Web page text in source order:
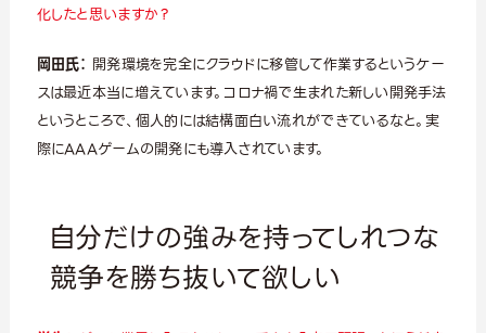
化したと思いますか？
岡田氏： 開発環境を完全にクラウドに移管して作業するというケー
スは最近本当に増えています。コロナ禍で生まれた新しい開発手法
というところで、個人的には結構面白い流れができているなと。実
際にAAAゲームの開発にも導入されています。
自分だけの強みを持ってしれつな
競争を勝ち抜いて欲しい